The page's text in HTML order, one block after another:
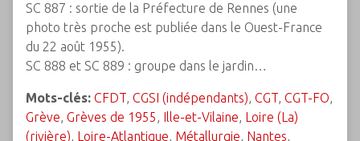
SC 887 : sortie de la Préfecture de Rennes (une
photo très proche est publiée dans le Ouest-France
du 22 août 1955).
SC 888 et SC 889 : groupe dans le jardin…
Mots-clés: CFDT, CGSI (indépendants), CGT, CGT-FO,
Grève, Grèves de 1955, Ille-et-Vilaine, Loire (La)
(rivière), Loire-Atlantique, Métallurgie, Nantes,